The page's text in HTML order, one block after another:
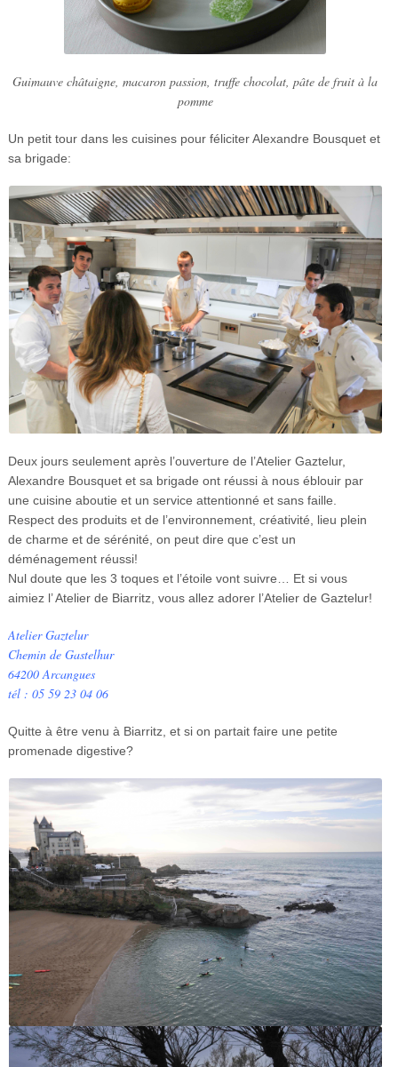
Guimauve châtaigne, macaron passion, truffe chocolat, pâte de fruit à la
pomme
Un petit tour dans les cuisines pour féliciter Alexandre Bousquet et
sa brigade:
Deux jours seulement après l’ouverture de l’Atelier Gaztelur,
Alexandre Bousquet et sa brigade ont réussi à nous éblouir par
une cuisine aboutie et un service attentionné et sans faille.
Respect des produits et de l’environnement, créativité, lieu plein
de charme et de sérénité, on peut dire que c’est un
déménagement réussi!
Nul doute que les 3 toques et l’étoile vont suivre… Et si vous
aimiez l’ Atelier de Biarritz, vous allez adorer l’Atelier de Gaztelur!
Atelier Gaztelur
Chemin de Gastelhur
64200 Arcangues
tél : 05 59 23 04 06
Quitte à être venu à Biarritz, et si on partait faire une petite
promenade digestive?